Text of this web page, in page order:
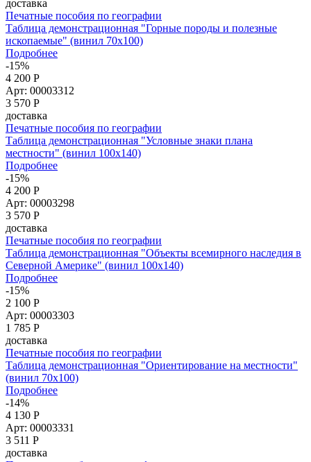
доставка
Печатные пособия по географии
Таблица демонстрационная "Горные породы и полезные
ископаемые" (винил 70x100)
Подробнее
-15%
4 200 Р
Арт: 00003312
3 570 Р
доставка
Печатные пособия по географии
Таблица демонстрационная "Условные знаки плана
местности" (винил 100x140)
Подробнее
-15%
4 200 Р
Арт: 00003298
3 570 Р
доставка
Печатные пособия по географии
Таблица демонстрационная "Объекты всемирного наследия в
Северной Америке" (винил 100х140)
Подробнее
-15%
2 100 Р
Арт: 00003303
1 785 Р
доставка
Печатные пособия по географии
Таблица демонстрационная "Ориентирование на местности"
(винил 70х100)
Подробнее
-14%
4 130 Р
Арт: 00003331
3 511 Р
доставка